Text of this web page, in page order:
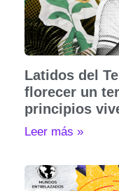
Latidos del
florecer un
principios
Leer más »